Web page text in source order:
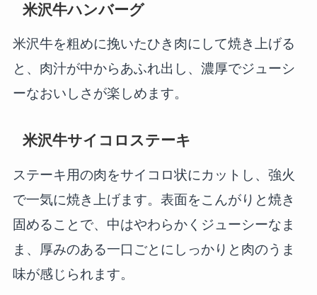
米沢牛ハンバーグ
米沢牛を粗めに挽いたひき肉にして焼き上げる
と、肉汁が中からあふれ出し、濃厚でジューシ
ーなおいしさが楽しめます。
米沢牛サイコロステーキ
ステーキ用の肉をサイコロ状にカットし、強火
で一気に焼き上げます。表面をこんがりと焼き
固めることで、中はやわらかくジューシーなま
ま、厚みのある一口ごとにしっかりと肉のうま
味が感じられます。